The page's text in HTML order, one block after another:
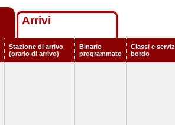
Arrivi
Stazione di arrivo
(orario di arrivo)
Binario
programmato
Classi e
bordo